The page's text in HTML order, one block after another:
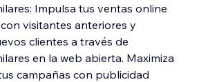
Impulsa tus ventas online
visitantes anteriores y
clientes a través de
en la web abierta. Maximiza
campañas con publicidad